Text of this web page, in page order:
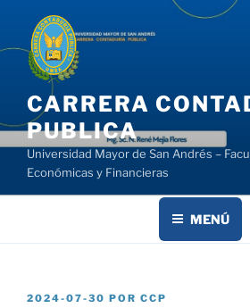
contenido
CARRERA
PUBLICA
Universidad Mayor de San Andrés –
Económicas y Financieras
MENÚ
PUBLICADO
2024-07-30 POR CCP